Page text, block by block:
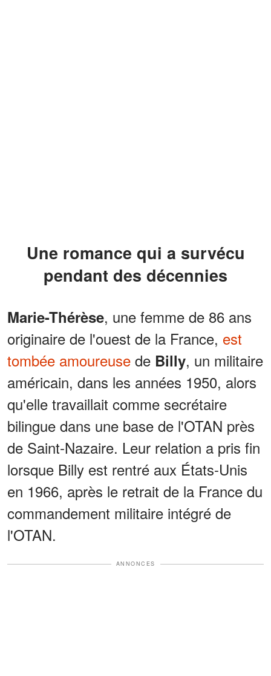
Une romance qui a survécu
pendant des décennies
Marie-Thérèse, une femme de 86 ans
originaire de l'ouest de la France, est
tombée amoureuse de Billy, un militaire
américain, dans les années 1950, alors
qu'elle travaillait comme secrétaire
bilingue dans une base de l'OTAN près
de Saint-Nazaire. Leur relation a pris fin
lorsque Billy est rentré aux États-Unis
en 1966, après le retrait de la France du
commandement militaire intégré de
l'OTAN.
ANNONCES